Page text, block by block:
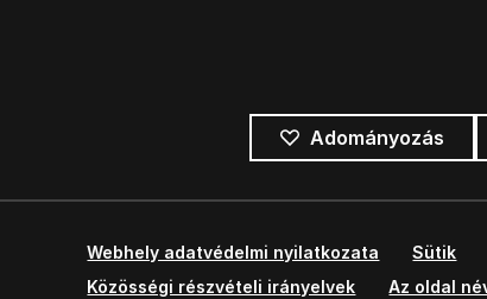
Adományozás
Webhely adatvédelmi nyilatkozata Sütik
Közösségi részvételi irányelvek
Az oldal